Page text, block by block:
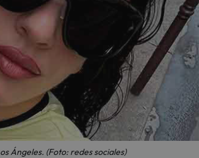
Ángeles. (Foto: redes sociales)